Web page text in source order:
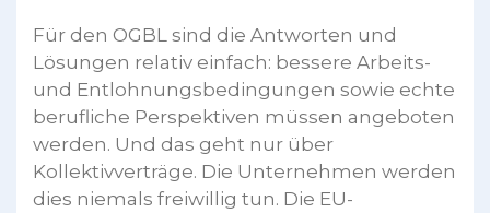
Für den OGBL sind die Antworten und
Lösungen relativ einfach: bessere Arbeits-
und Entlohnungsbedingungen sowie echte
berufliche Perspektiven müssen angeboten
werden. Und das geht nur über
Kollektivverträge. Die Unternehmen werden
dies niemals freiwillig tun. Die EU-